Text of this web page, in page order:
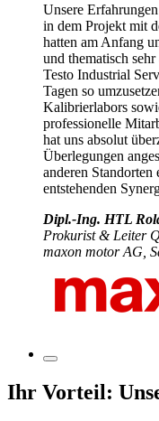
Unsere
in dem Projekt mit
hatten am Anfang
und thematisch
Testo Industrial
Tagen so
Kalibrierlabors
professionelle
hat uns absolut
Überlegungen
anderen
entstehenden
Dipl.-Ing. HTL
Prokurist & Leiter
maxon motor AG,
Ihr Vorteil: